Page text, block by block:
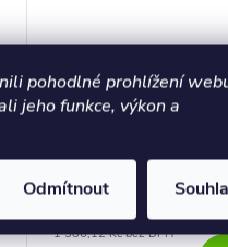
pohodlné prohlížení
jeho funkce, výkon a
Odmítnout
1 586,12 Kč bez DPH